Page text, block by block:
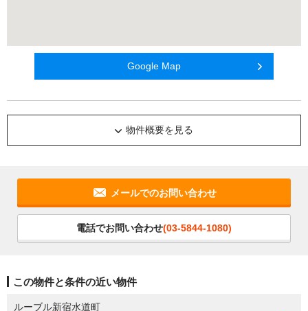
Google Map
物件概要を見る
メールでのお問い合わせ
電話でお問い合わせ(03-5844-1080)
この物件と条件の近い物件
ルーブル新宿水道町